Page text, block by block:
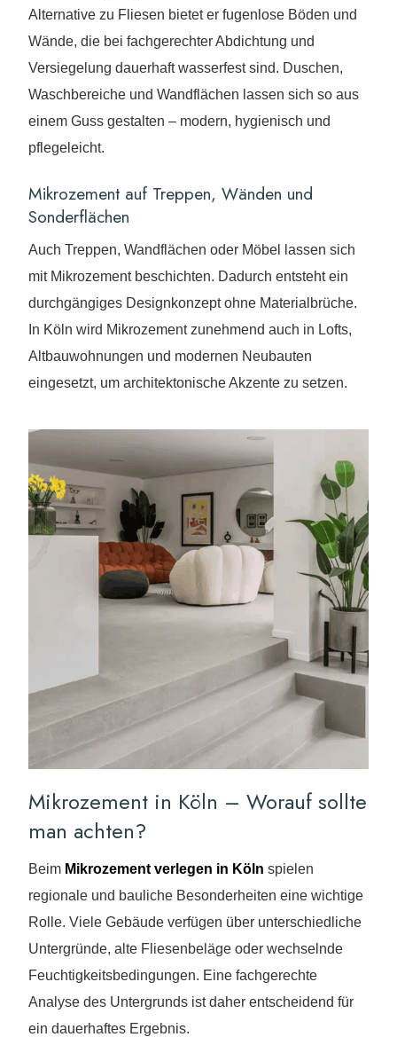
Alternative zu Fliesen bietet er fugenlose Böden und
Wände, die bei fachgerechter Abdichtung und
Versiegelung dauerhaft wasserfest sind. Duschen,
Waschbereiche und Wandflächen lassen sich so aus
einem Guss gestalten – modern, hygienisch und
pflegeleicht.
Mikrozement auf Treppen, Wänden und
Sonderflächen
Auch Treppen, Wandflächen oder Möbel lassen sich
mit Mikrozement beschichten. Dadurch entsteht ein
durchgängiges Designkonzept ohne Materialbrüche.
In Köln wird Mikrozement zunehmend auch in Lofts,
Altbauwohnungen und modernen Neubauten
eingesetzt, um architektonische Akzente zu setzen.
Mikrozement in Köln – Worauf sollte
man achten?
Beim Mikrozement verlegen in Köln spielen
regionale und bauliche Besonderheiten eine wichtige
Rolle. Viele Gebäude verfügen über unterschiedliche
Untergründe, alte Fliesenbeläge oder wechselnde
Feuchtigkeitsbedingungen. Eine fachgerechte
Analyse des Untergrunds ist daher entscheidend für
ein dauerhaftes Ergebnis.